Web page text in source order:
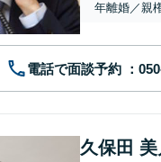
年離婚／親
電話で面談予約
久保田 美